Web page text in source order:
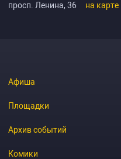
просп. Ленина, 36 на карте
Афиша
Площадки
Архив событий
Комики